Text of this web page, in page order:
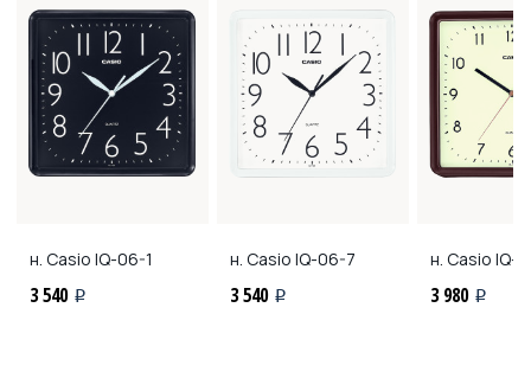
н. Casio IQ-06-1
3 540 i
н. Casio IQ-06-7
3 540 i
н. Casio IQ-
3 980 i